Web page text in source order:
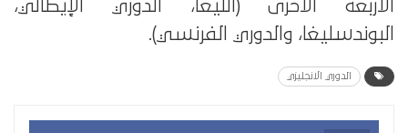
الأربعة الأخرى (الليغا، الدوري الإيطالي،
البوندسليغا، والدوري الفرنسي).
الدوري الانجليزي